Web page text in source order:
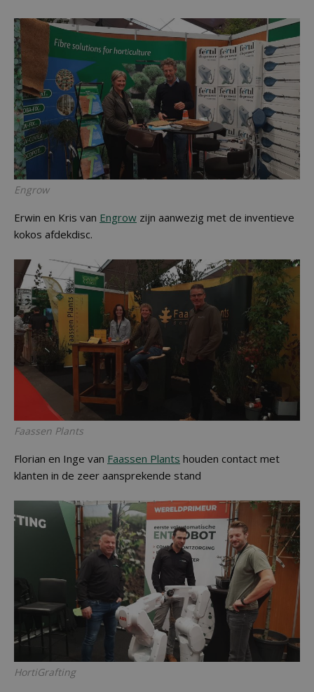
Engrow
Erwin en Kris van Engrow zijn aanwezig met de inventieve
kokos afdekdisc.
Faassen Plants
Florian en Inge van Faassen Plants houden contact met
klanten in de zeer aansprekende stand
HortiGrafting